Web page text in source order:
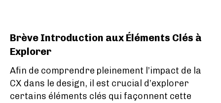
Brève Introduction aux Éléments Clés à
Explorer
Afin de comprendre pleinement l’impact de la
CX dans le design, il est crucial d’explorer
certains éléments clés qui façonnent cette